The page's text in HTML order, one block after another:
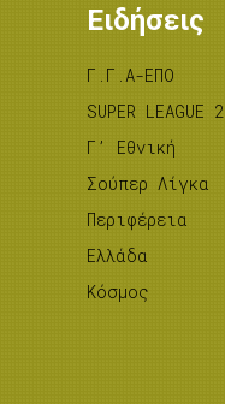
Ειδήσεις
Γ.Γ.Α-ΕΠΟ
SUPER LEAGUE 2
Γ’ Εθνική
Σούπερ Λίγκα
Περιφέρεια
Ελλάδα
Κόσμος